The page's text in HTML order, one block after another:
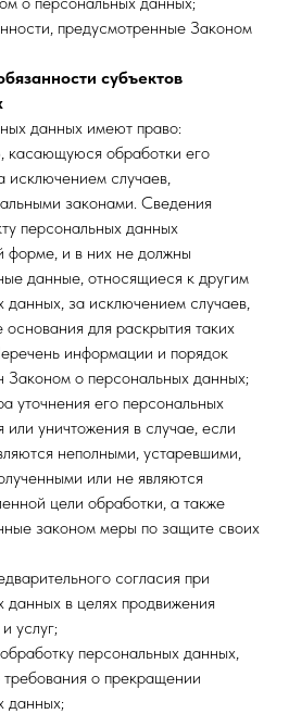
предусмотренные Законом
субъектов
данных имеют право:
касающуюся обработки его
исключением случаев,
законами. Сведения
персональных данных
форме, и в них не должны
данные, относящиеся к другим
данных, за исключением случаев,
для раскрытия таких
информации и порядок
Законом о персональных данных;
уточнения его персональных
уничтожения в случае, если
неполными, устаревшими,
или не являются
цели обработки, а также
законом меры по защите своих
согласия при
данных в целях продвижения
услуг;
персональных данных,
о прекращении
данных;